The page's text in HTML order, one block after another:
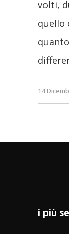
volti,
quello
14
i più